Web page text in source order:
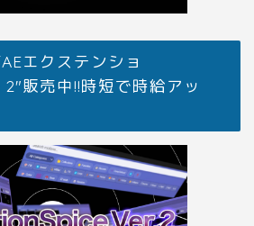
エクステンショ
販売中!!時短で時給アッ